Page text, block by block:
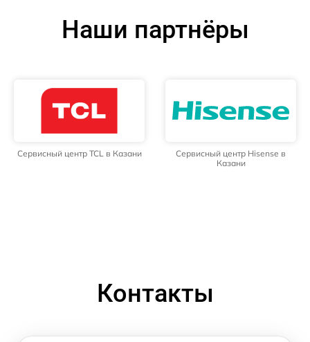
Наши партнёры
Сервисный центр TCL в Казани
Сервисный центр Hisense в
Казани
Контакты